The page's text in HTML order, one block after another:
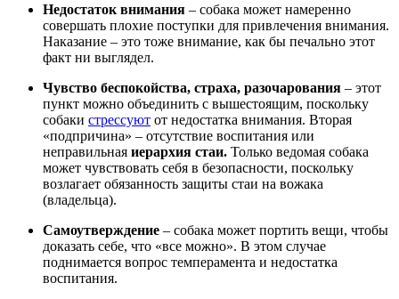
Недостаток внимания – собака может намеренно
совершать плохие поступки для привлечения внимания.
Наказание – это тоже внимание, как бы печально этот
факт ни выглядел.
Чувство беспокойства, страха, разочарования – этот
пункт можно объединить с вышестоящим, поскольку
собаки стрессуют от недостатка внимания. Вторая
«подпричина» – отсутствие воспитания или
неправильная иерархия стаи. Только ведомая собака
может чувствовать себя в безопасности, поскольку
возлагает обязанность защиты стаи на вожака
(владельца).
Самоутверждение – собака может портить вещи, чтобы
доказать себе, что «все можно». В этом случае
поднимается вопрос темперамента и недостатка
воспитания.